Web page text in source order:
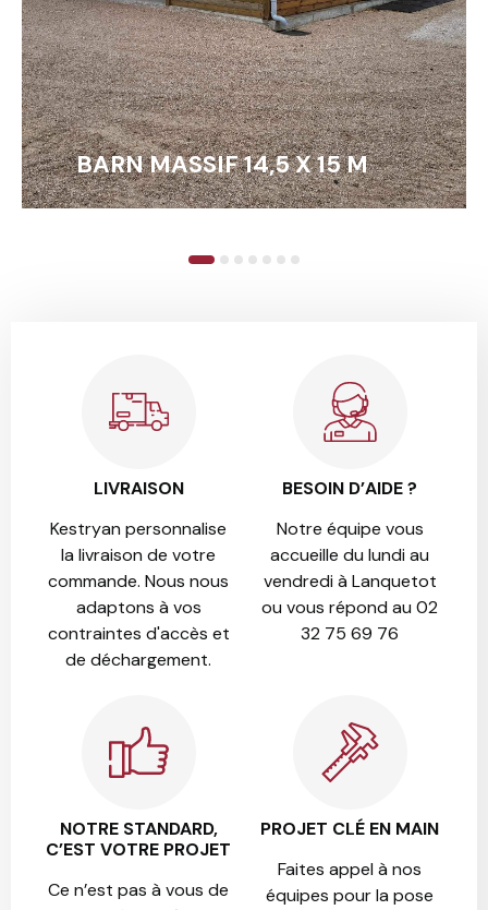
BARN MASSIF 14,5 X 15 M
EN SAVOIR +
345 6 7
LIVRAISON
Kestryan personnalise
la livraison de votre
commande. Nous nous
adaptons à vos
contraintes d'accès et
de déchargement.
BESOIN D’AIDE ?
Notre équipe vous
accueille du lundi au
vendredi à Lanquetot
ou vous répond au 02
32 75 69 76
NOTRE STANDARD,
C’EST VOTRE PROJET
Ce n’est pas à vous de
PROJET CLÉ EN MAIN
Faites appel à nos
équipes pour la pose